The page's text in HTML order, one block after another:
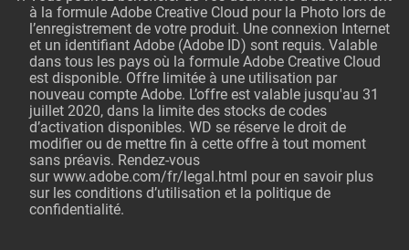
à la formule Adobe Creative Cloud pour la Photo lors de
l’enregistrement de votre produit. Une connexion Internet
et un identifiant Adobe (Adobe ID) sont requis. Valable
dans tous les pays où la formule Adobe Creative Cloud
est disponible. Offre limitée à une utilisation par
nouveau compte Adobe. L’offre est valable jusqu'au 31
juillet 2020, dans la limite des stocks de codes
d’activation disponibles. WD se réserve le droit de
modifier ou de mettre fin à cette offre à tout moment
sans préavis. Rendez-vous
surwww.adobe.com/fr/legal.html pour en savoir plus
sur les conditions d’utilisation et la politique de
confidentialité.